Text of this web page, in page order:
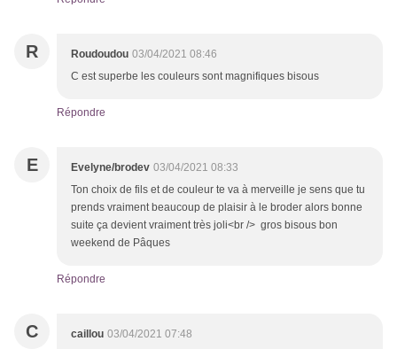
R Roudoudou 03/04/2021 08:46
C est superbe les couleurs sont magnifiques bisous
Répondre
E Evelyne/brodev 03/04/2021 08:33
Ton choix de fils et de couleur te va à merveille je sens que tu
prends vraiment beaucoup de plaisir à le broder alors bonne
suite ça devient vraiment très joli<br /> gros bisous bon
weekend de Pâques
Répondre
C caillou 03/04/2021 07:48